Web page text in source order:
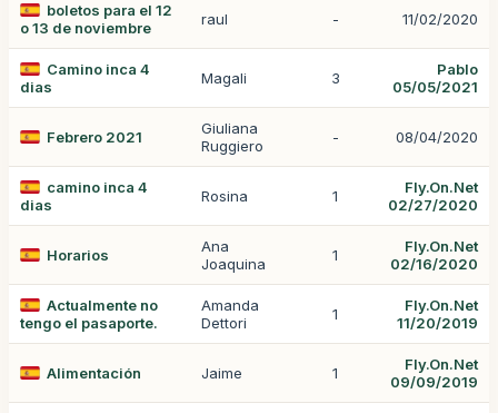
boletos para el 12
o 13 de noviembre
raul - 11/02/2020
Camino inca 4
dias
Magali 3
Pablo
05/05/2021
Febrero 2021
Giuliana
Ruggiero
- 08/04/2020
camino inca 4
dias
Rosina 1
Fly.On.Net
02/27/2020
Horarios
Ana
Joaquina
1
Fly.On.Net
02/16/2020
Actualmente no
tengo el pasaporte.
Amanda
Dettori
1
Fly.On.Net
11/20/2019
Alimentación Jaime 1
Fly.On.Net
09/09/2019